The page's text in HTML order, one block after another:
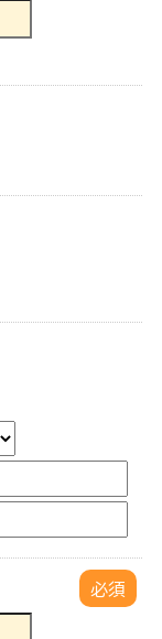
必須